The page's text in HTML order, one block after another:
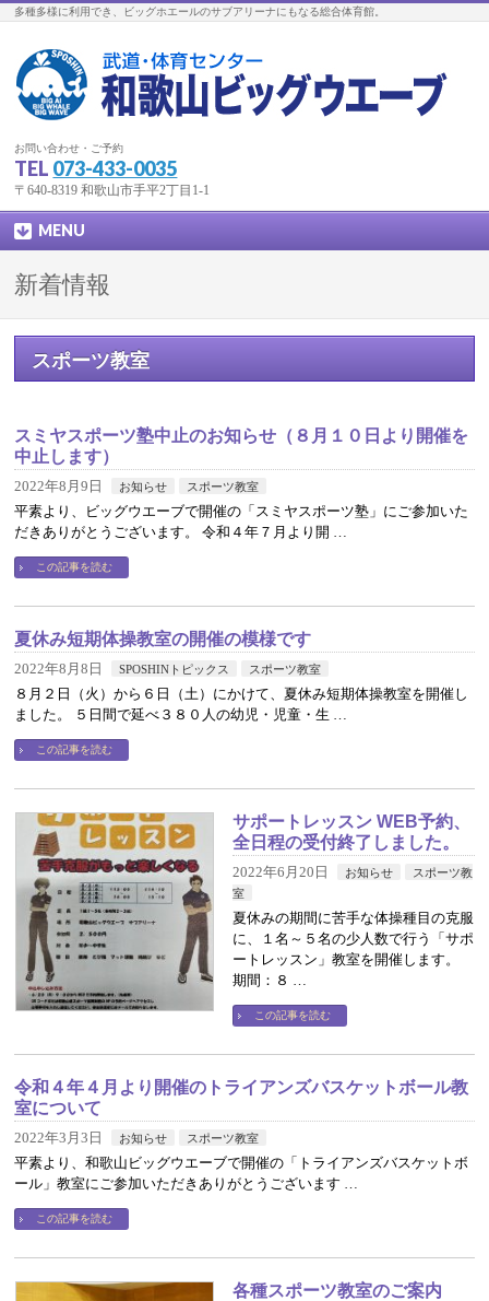
多種多様に利用でき、ビッグホエールのサブアリーナにもなる総合体育館。
お問い合わせ・ご予約
TEL 073-433-0035
〒640-8319 和歌山市手平2丁目1-1
MENU
新着情報
スポーツ教室
スミヤスポーツ塾中止のお知らせ（８月１０日より開催を
中止します）
2022年8月9日 お知らせ スポーツ教室
平素より、ビッグウエーブで開催の「スミヤスポーツ塾」にご参加いた
だきありがとうございます。 令和４年７月より開 …
この記事を読む
夏休み短期体操教室の開催の模様です
2022年8月8日 SPOSHINトピックス スポーツ教室
８月２日（火）から６日（土）にかけて、夏休み短期体操教室を開催し
ました。 ５日間で延べ３８０人の幼児・児童・生 …
この記事を読む
サポートレッスン WEB予約、
全日程の受付終了しました。
2022年6月20日 お知らせ
スポーツ教
室
夏休みの期間に苦手な体操種目の克服
に、１名～５名の少人数で行う「サポ
ートレッスン」教室を開催します。
期間：８ …
この記事を読む
令和４年４月より開催のトライアンズバスケットボール教
室について
2022年3月3日 お知らせ スポーツ教室
平素より、和歌山ビッグウエーブで開催の「トライアンズバスケットボ
ール」教室にご参加いただきありがとうございます …
この記事を読む
各種スポーツ教室のご案内